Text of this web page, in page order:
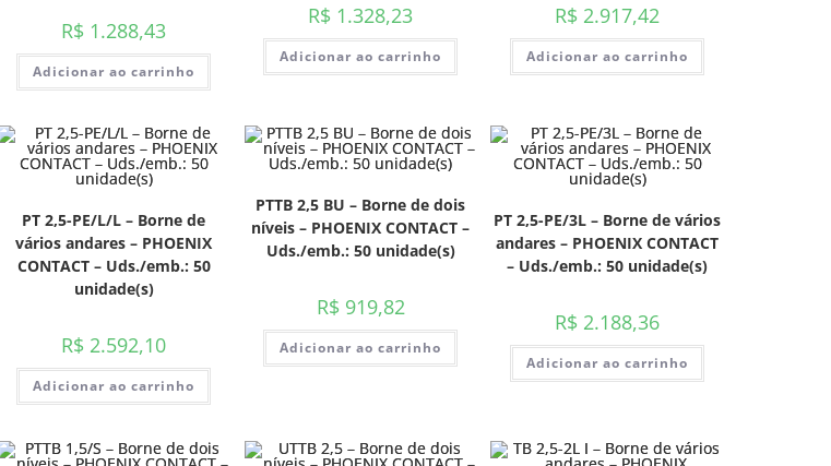
R$ 1.288,43
Adicionar ao carrinho
R$ 1.328,23
Adicionar ao carrinho
R$ 2.917,42
Adicionar ao carrinho
PT 2,5-PE/L/L – Borne de
vários andares – PHOENIX
CONTACT – Uds./emb.: 50
unidade(s)
R$ 2.592,10
Adicionar ao carrinho
PTTB 2,5 BU – Borne de dois
níveis – PHOENIX CONTACT –
Uds./emb.: 50 unidade(s)
R$ 919,82
Adicionar ao carrinho
PT 2,5-PE/3L – Borne de vários
andares – PHOENIX CONTACT
– Uds./emb.: 50 unidade(s)
R$ 2.188,36
Adicionar ao carrinho